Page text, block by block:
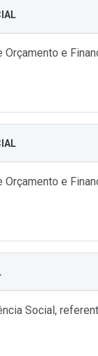
e
e
Social,